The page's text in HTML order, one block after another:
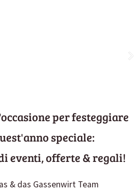
per festeggiare
speciale:
eventi, offerte & regali!
& das Gassenwirt Team